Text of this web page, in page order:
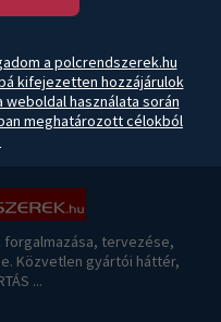
a polcrendszerek.hu
kifejezetten hozzájárulok
használata során
meghatározott célokból
tervezése,
Közvetlen gyártói háttér,
...